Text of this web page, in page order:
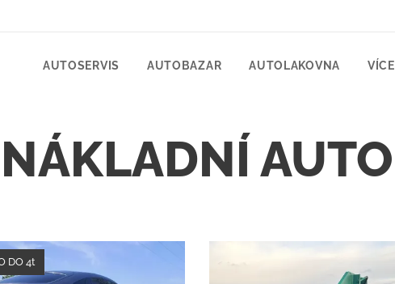
AUTOSERVIS AUTOBAZAR AUTOLAKOVNA VÍCE
NÁKLADNÍ AUTO
DO 4t